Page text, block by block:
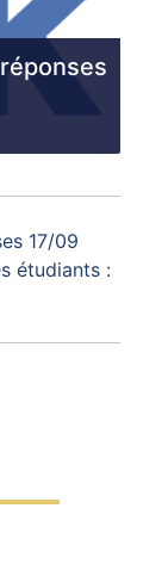
17/09
étudiants :